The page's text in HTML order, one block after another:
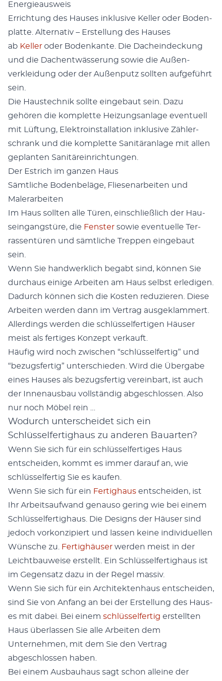
Energieausweis
Errich­tung des Haus­es inklu­sive Keller oder Boden­
plat­te. Alter­na­tiv – Erstel­lung des Haus­es
ab Keller oder Bodenkante. Die Dachein­deck­ung
und die Dachen­twässerung sowie die Außen­
verklei­dung oder der Außen­putz soll­ten aufge­führt
sein.
Die Haustech­nik sollte einge­baut sein. Dazu
gehören die kom­plette Heizungsan­lage eventuell
mit Lüf­tung, Elek­troin­stal­la­tion inklu­sive Zäh­ler­
schrank und die kom­plette San­itäran­lage mit allen
geplanten San­itärein­rich­tun­gen.
Der Estrich im ganzen Haus
Sämtliche Boden­beläge, Fliese­nar­beit­en und
Maler­ar­beit­en
Im Haus soll­ten alle Türen, ein­schließlich der Hau­
sein­gangstüre, die Fen­ster sowie eventuelle Ter­
rassen­türen und sämtliche Trep­pen einge­baut
sein.
Wenn Sie handw­erk­lich begabt sind, kön­nen Sie
dur­chaus einige Arbeit­en am Haus selb­st erledi­gen.
Dadurch kön­nen sich die Kosten reduzieren. Diese
Arbeit­en wer­den dann im Ver­trag aus­geklam­mert.
Allerd­ings wer­den die schlüs­selfer­ti­gen Häuser
meist als fer­tiges Konzept verkauft.
Häu­fig wird noch zwis­chen “schlüs­selfer­tig” und
“bezugs­fer­tig” unter­schieden. Wird die Über­gabe
eines Haus­es als bezugs­fer­tig vere­in­bart, ist auch
der Innenaus­bau voll­ständig abgeschlossen. Also
nur noch Möbel rein …
Wodurch unterscheidet sich ein
Schlüsselfertighaus zu anderen Bauarten?
Wenn Sie sich für ein schlüs­selfer­tiges Haus
entschei­den, kommt es immer darauf an, wie
schlüs­selfer­tig Sie es kaufen.
Wenn Sie sich für ein Fer­tighaus entschei­den, ist
Ihr Arbeit­saufwand genau­so ger­ing wie bei einem
Schlüs­selfer­tighaus. Die Designs der Häuser sind
jedoch vorkonzip­iert und lassen keine indi­vidu­ellen
Wün­sche zu. Fer­tighäuser wer­den meist in der
Leicht­bauweise erstellt. Ein Schlüs­selfer­tighaus ist
im Gegen­satz dazu in der Regel mas­siv.
Wenn Sie sich für ein Architek­ten­haus entschei­den,
sind Sie von Anfang an bei der Erstel­lung des Haus­
es mit dabei. Bei einem schlüs­selfer­tig erstell­ten
Haus über­lassen Sie alle Arbeit­en dem
Unternehmen, mit dem Sie den Ver­trag
abgeschlossen haben.
Bei einem Aus­bauhaus sagt schon alleine der